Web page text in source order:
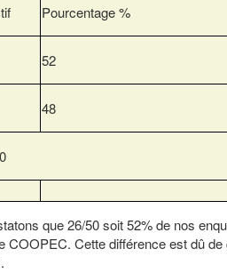
Pourcentage %
52
48
que 26/50 soit 52% de nos
Cette différence est dû